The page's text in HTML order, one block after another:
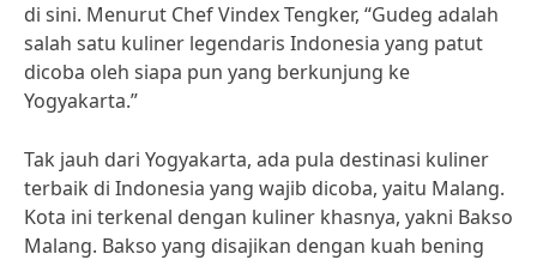
di sini. Menurut Chef Vindex Tengker, “Gudeg adalah
salah satu kuliner legendaris Indonesia yang patut
dicoba oleh siapa pun yang berkunjung ke
Yogyakarta.”
Tak jauh dari Yogyakarta, ada pula destinasi kuliner
terbaik di Indonesia yang wajib dicoba, yaitu Malang.
Kota ini terkenal dengan kuliner khasnya, yakni Bakso
Malang. Bakso yang disajikan dengan kuah bening